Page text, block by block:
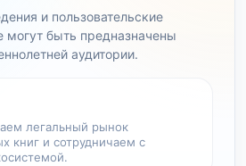
и пользовательские
могут быть предназначены
аудитории.
легальный рынок
книг и сотрудничаем с